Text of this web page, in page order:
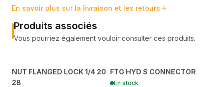
En savoir plus sur la livraison et les retours
Produits associés
Vous pourriez également vouloir consulter ces produits.
?
20 2B
NUT FLANGED LOCK 1/4 20
2B
?
CONNECTOR
FTG HYD S CONNECTOR
En stock